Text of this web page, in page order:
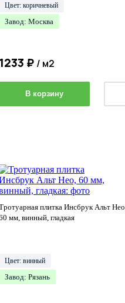
Цвет: коричневый
Завод: Москва
₽ / м2
В корзину
плитка Инсбрук Альт Нео,
мм, винный, гладкая
Цвет: винный
Завод: Рязань